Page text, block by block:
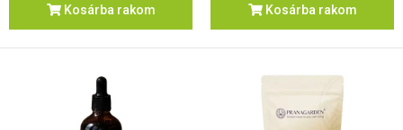
Kosárba rakom Kosárba rakom